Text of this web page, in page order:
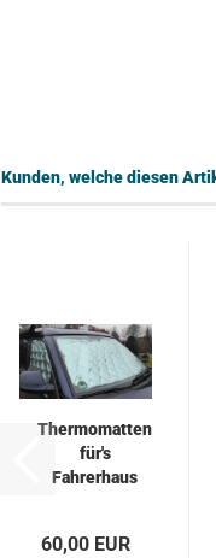
Kunden, welche diesen
Thermomatten
für's
Fahrerhaus
60,00 EUR